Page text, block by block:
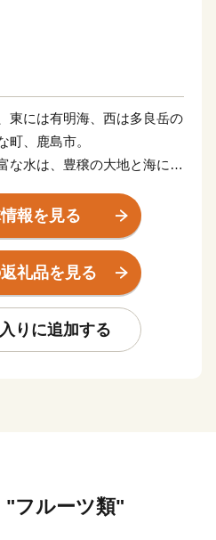
東には有明海、西は多良岳の
町、鹿島市。
な水は、豊穣の大地と海に大
ん、野菜など多くの農産物が
をふんだんに含んだ水が流れ
ウなどの希少な生物や日本一
自然を活かしたイベント「鹿
訪れた人が見て、体験して、
いただけたら幸いです。
報を見る
礼品を見る
りに追加する
"フルーツ類"